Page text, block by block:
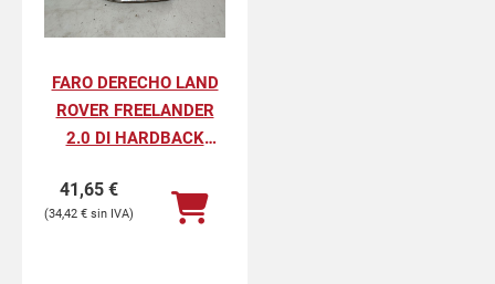
FARO DERECHO LAND
ROVER FREELANDER
2.0 DI HARDBACK
41,65 €
34,42 €